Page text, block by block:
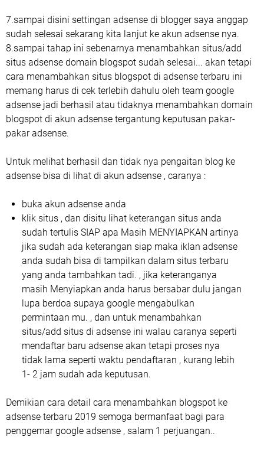
7.sampai disini settingan adsense di blogger saya anggap
sudah selesai sekarang kita lanjut ke akun adsense nya.
8.sampai tahap ini sebenarnya menambahkan situs/add
situs adsense domain blogspot sudah selesai... akan tetapi
cara menambahkan situs blogspot di adsense terbaru ini
memang harus di cek terlebih dahulu oleh team google
adsense jadi berhasil atau tidaknya menambahkan domain
blogspot di akun adsense tergantung keputusan pakar-
pakar adsense.
Untuk melihat berhasil dan tidak nya pengaitan blog ke
adsense bisa di lihat di akun adsense , caranya :
buka akun adsense anda
klik situs , dan disitu lihat keterangan situs anda
sudah tertulis SIAP apa Masih MENYIAPKAN artinya
jika sudah ada keterangan siap maka iklan adsense
anda sudah bisa di tampilkan dalam situs terbaru
yang anda tambahkan tadi. , jika keteranganya
masih Menyiapkan anda harus bersabar dulu jangan
lupa berdoa supaya google mengabulkan
permintaan mu. , dan untuk menambahkan
situs/add situs di adsense ini walau caranya seperti
mendaftar baru adsense akan tetapi proses nya
tidak lama seperti waktu pendaftaran , kurang lebih
1- 2 jam sudah ada keputusan.
Demikian cara detail cara menambahkan blogspot ke
adsense terbaru 2019 semoga bermanfaat bagi para
penggemar google adsense , salam 1 perjuangan..